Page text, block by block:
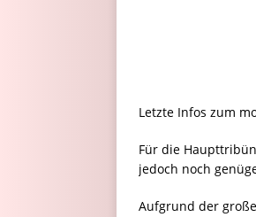
Letzte Infos zum
Für die
jedoch noch
Aufgrund der